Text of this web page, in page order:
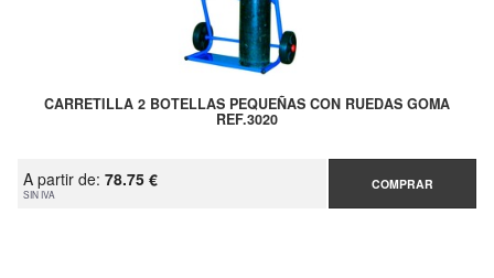
CARRETILLA 2 BOTELLAS PEQUEÑAS CON RUEDAS GOMA
REF.3020
A partir de: 78.75 €
SIN IVA
COMPRAR